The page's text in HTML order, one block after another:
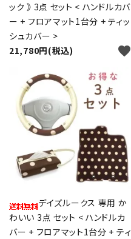
ック 》 3点 セット < ハンドルカバ
ー + フロアマット1台分 + ティッ
シュカバー >
21,780円(税込)
favorite
デイズルークス 専用 か
わいい 3点 セット < ハンドルカ
バー + フロアマット1台分 + ティ